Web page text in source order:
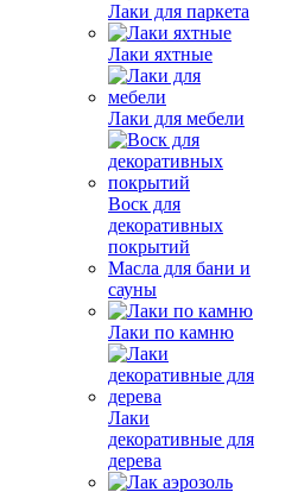
Лаки для паркета
Лаки яхтные
Лаки для мебели
Воск для
декоративных
покрытий
Масла для бани и
сауны
Лаки по камню
Лаки
декоративные для
дерева